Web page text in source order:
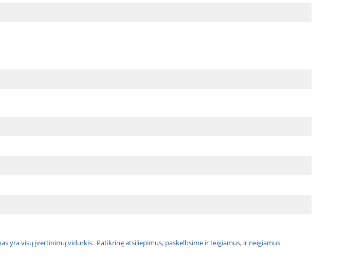
yra visų įvertinimų vidurkis. Patikrinę atsiliepimus, paskelbsime ir teigiamus, ir neigiamus